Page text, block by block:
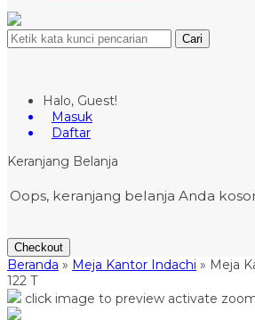
Cari
Halo, Guest!
Masuk
Daftar
Keranjang Belanja
Oops, keranjang belanja Anda
Checkout
Beranda » Meja Kantor Indachi » Meja
122 T
click image to preview activate